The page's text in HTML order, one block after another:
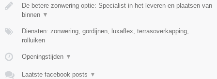
De betere zonwering optie: Specialist in het leveren en plaatsen van
binnen ▼
Diensten: zonwering, gordijnen, luxaflex, terrasoverkapping,
rolluiken
Openingstijden ▼
Laatste facebook posts ▼